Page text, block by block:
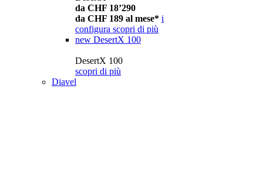
da CHF 18’290
da CHF 189 al mese* i
configura scopri di più
new DesertX 100
DesertX 100
scopri di più
Diavel